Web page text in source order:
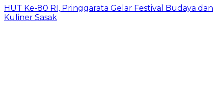
HUT Ke-80 RI, Pringgarata Gelar Festival Budaya dan
Kuliner Sasak